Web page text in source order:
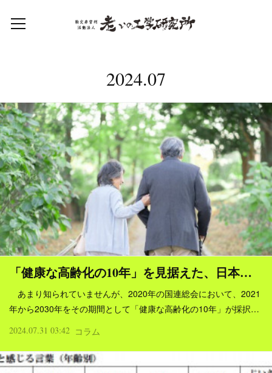
2024.07
「健康な高齢化の10年」を見据えた、日本…
あまり知られていませんが、2020年の国連総会において、2021
年から2030年をその期間として「健康な高齢化の10年」が採択…
2024.07.31 03:42 コラム